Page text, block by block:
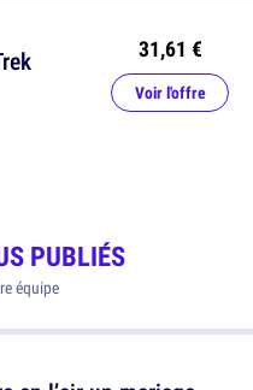
31,61 €
Voir l'offre
PUBLIÉS
équipe